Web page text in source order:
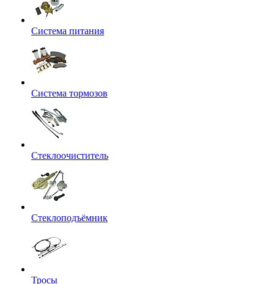
Система питания
Система тормозов
Стеклоочиститель
Стеклоподъёмник
Тросы